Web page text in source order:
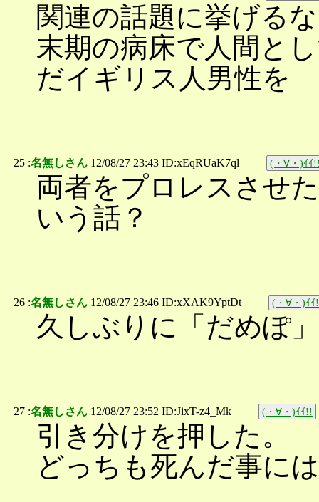
関連の話題に挙げる
末期の病床で人間と
だイギリス人男性を
25 :名無しさん 12/08/27 23:43 ID:xEqRUaK7ql (・∀・)ｲｲ
両者をプロレスさせ
いう話？
26 :名無しさん 12/08/27 23:46 ID:xXAK9YptDt (・∀・)ｲｲ
久しぶりに「だめぽ
27 :名無しさん 12/08/27 23:52 ID:JixT-z4_Mk (・∀・)ｲｲ!!
引き分けを押した。
どっちも死んだ事に